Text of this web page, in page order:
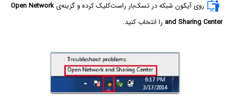
روی آیکون شبکه در تسک‌بار راست‌کلیک کرده و گزینه‌ی Open Network
and Sharing Center را انتخاب کنید.